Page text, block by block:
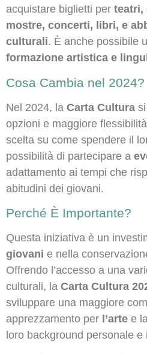
acquistare biglietti per teatri,
mostre, concerti, libri, e
culturali. È anche possibile
formazione artistica e
Cosa Cambia nel 2024?
Nel 2024, la Carta Cultura
opzioni e maggiore
scelta su come spendere il
possibilità di partecipare a
adattamento ai tempi che
abitudini dei giovani.
Perché È Importante?
Questa iniziativa è un
giovani e nella
Offrendo l’accesso a una
culturali, la Carta Cultura
sviluppare una maggiore
apprezzamento per l’arte e
loro background personale e